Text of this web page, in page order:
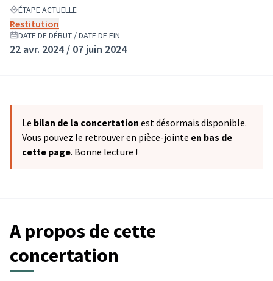
ÉTAPE ACTUELLE
Restitution
DATE DE DÉBUT / DATE DE FIN
22 avr. 2024 / 07 juin 2024
Le bilan de la concertation est désormais disponible.
Vous pouvez le retrouver en pièce-jointe en bas de
cette page. Bonne lecture !
A propos de cette
concertation